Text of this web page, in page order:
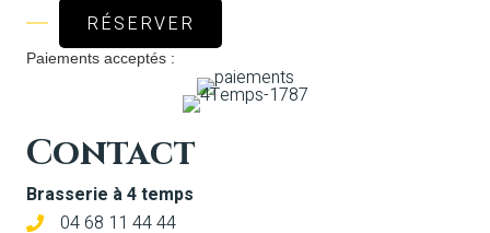
RÉSERVER
Paiements acceptés :
Contact
Brasserie à 4 temps
04 68 11 44 44